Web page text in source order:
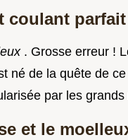
coulant parfait
. Grosse erreur !
né de la quête de
par les
et le